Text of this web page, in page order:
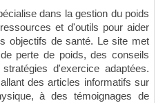
dans la gestion du poids
et d'outils pour aider
objectifs de santé. Le site met
perte de poids, des conseils
d'exercice adaptées.
des articles informatifs sur
à des témoignages de